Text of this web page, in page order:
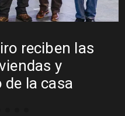
reciben las
y
de la casa